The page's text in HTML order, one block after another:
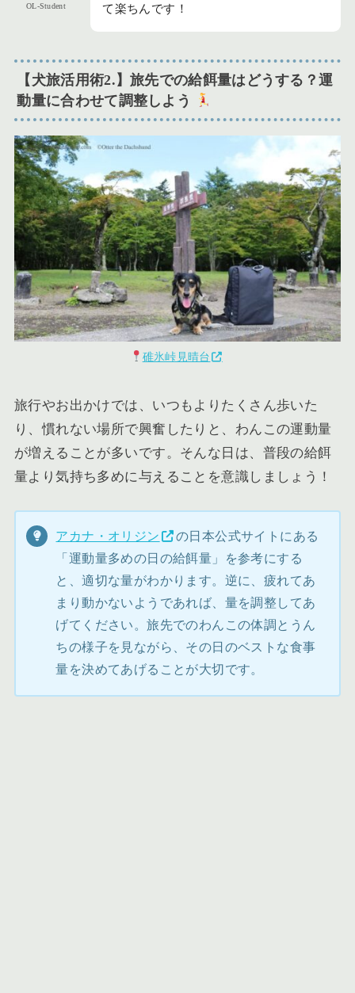
OL-Student
て楽ちんです！
【犬旅活用術2.】旅先での給餌量はどうする？運
動量に合わせて調整しよう
碓氷峠見晴台
旅行やお出かけでは、いつもよりたくさん歩いた
り、慣れない場所で興奮したりと、わんこの運動量
が増えることが多いです。そんな日は、普段の給餌
量より気持ち多めに与えることを意識しましょう！
アカナ・オリジン
の日本公式サイトにある
「運動量多めの日の給餌量」を参考にする
と、適切な量がわかります。逆に、疲れてあ
まり動かないようであれば、量を調整してあ
げてください。旅先でのわんこの体調とうん
ちの様子を見ながら、その日のベストな食事
量を決めてあげることが大切です。